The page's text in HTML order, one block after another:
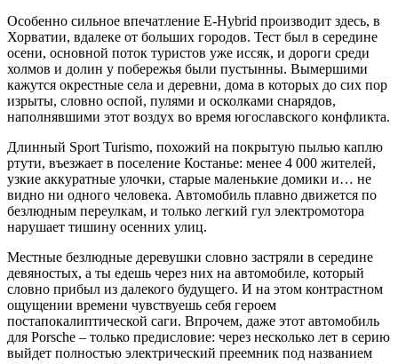
Особенно сильное впечатление E-Hybrid производит здесь, в
Хорватии, вдалеке от больших городов. Тест был в середине
осени, основной поток туристов уже иссяк, и дороги среди
холмов и долин у побережья были пустынны. Вымершими
кажутся окрестные села и деревни, дома в которых до сих пор
изрыты, словно оспой, пулями и осколками снарядов,
наполнявшими этот воздух во время югославского конфликта.
Длинный Sport Turismo, похожий на покрытую пылью каплю
ртути, въезжает в поселение Костанье: менее 4 000 жителей,
узкие аккуратные улочки, старые маленькие домики и… не
видно ни одного человека. Автомобиль плавно движется по
безлюдным переулкам, и только легкий гул электромотора
нарушает тишину осенних улиц.
Местные безлюдные деревушки словно застряли в середине
девяностых, а ты едешь через них на автомобиле, который
словно прибыл из далекого будущего. И на этом контрастном
ощущении времени чувствуешь себя героем
постапокалиптической саги. Впрочем, даже этот автомобиль
для Porsche – только предисловие: через несколько лет в серию
выйдет полностью электрический преемник под названием